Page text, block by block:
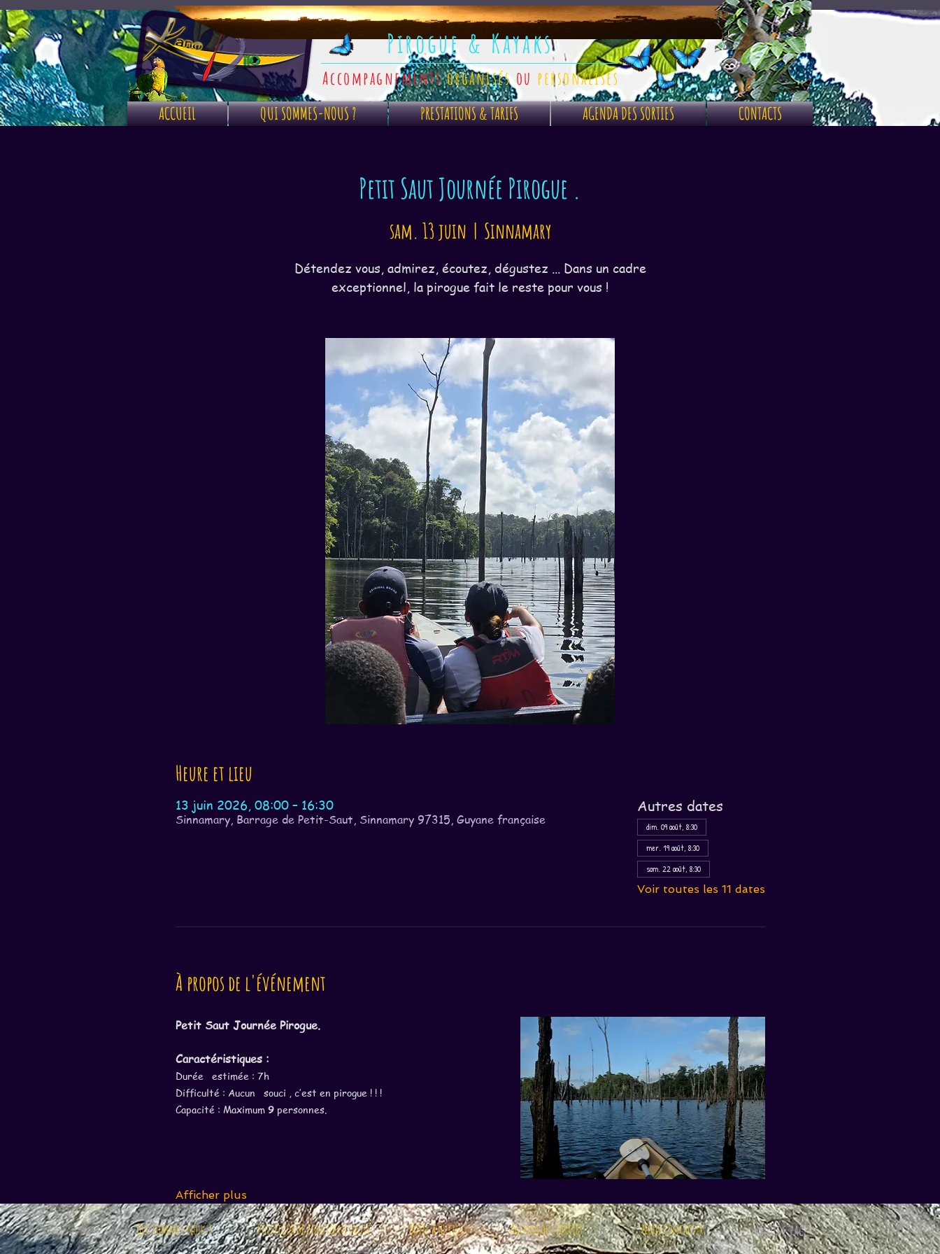
Pirogue & Kayaks
Accompagnementsorganisés ou personalisés
ACCUEIL QUI SOMMES-NOUS ? PRESTATIONS & TARIFS AGENDA DES SORTIES CONTACTS
Petit Saut Journée Pirogue .
sam. 13 juin
  |
Sinnamary
Détendez vous, admirez, écoutez, dégustez ... Dans un cadre
exceptionnel, la pirogue fait le reste pour vous !
Heure et lieu
13 juin 2026, 08:00 – 16:30
Sinnamary, Barrage de Petit-Saut, Sinnamary 97315, Guyane française
Autres dates
dim. 09 août, 8:30
mer. 19 août, 8:30
sam. 22 août, 8:30
Voir toutes les 11 dates
À propos de l'événement
Petit Saut Journée Pirogue.
Caractéristiques :
Durée   estimée : 7h
Difficulté : Aucun   souci , c’est en pirogue ! ! !
Capacité : Maximum 9 personnes.
Afficher plus
Qui Sommes-nous ? Politique de confidentialité Boîte à Outils Agenda des Sorties Nous Contacter haut de page